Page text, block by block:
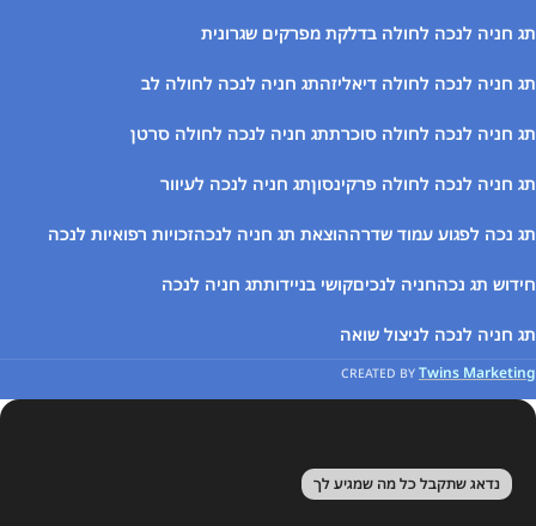
תג חניה לנכה לחולה בדלקת מפרקים שגרונית
תג חניה לנכה לחולה דיאליזהתג חניה לנכה לחולה לב
תג חניה לנכה לחולה סוכרתתג חניה לנכה לחולה סרטן
תג חניה לנכה לחולה פרקינסוןתג חניה לנכה לעיוור
תג נכה לפגוע עמוד שדרההוצאת תג חניה לנכהזכויות רפואיות לנכה
חידוש תג נכהחניה לנכיםקושי בניידותתג חניה לנכה
תג חניה לנכה לניצול שואה
CREATED BY Twins Marketing
נדאג שתקבל כל מה שמגיע לך